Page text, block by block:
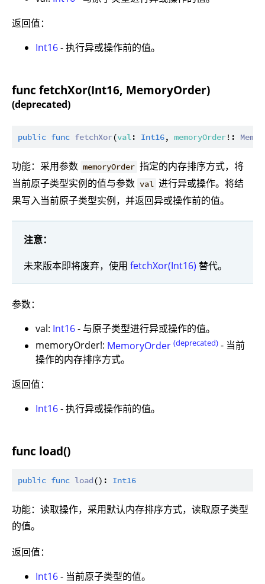
返回值：
Int16- 执行异或操作前的值。
func fetchXor(Int16, MemoryOrder)
(deprecated)
public func fetchXor(val: Int16, memoryOrder!:
功能：采用参数 memoryOrder 指定的内存排序方式，将
当前原子类型实例的值与参数 val 进行异或操作。将结
果写入当前原子类型实例，并返回异或操作前的值。
注意：
未来版本即将废弃，使用 fetchXor(Int16) 替代。
参数：
val: Int16- 与原子类型进行异或操作的值。
memoryOrder!: MemoryOrder (deprecated) - 当前
操作的内存排序方式。
返回值：
Int16- 执行异或操作前的值。
func load()
public func load(): Int16
功能：读取操作，采用默认内存排序方式，读取原子类型
的值。
返回值：
Int16- 当前原子类型的值。